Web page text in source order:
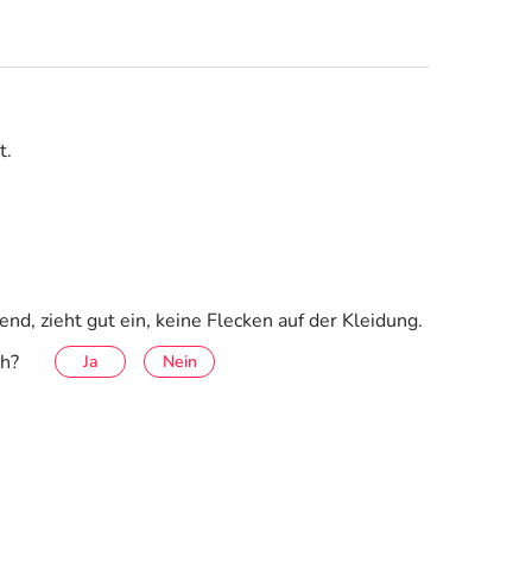
zieht gut ein, keine Flecken auf der Kleidung.
Ja Nein